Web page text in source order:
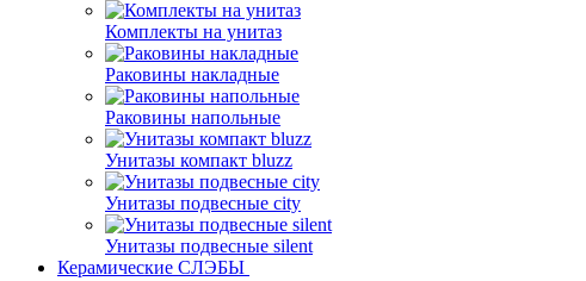
Комплекты на унитаз
Раковины накладные
Раковины напольные
Унитазы компакт bluzz
Унитазы подвесные city
Унитазы подвесные silent
Керамические СЛЭБЫ